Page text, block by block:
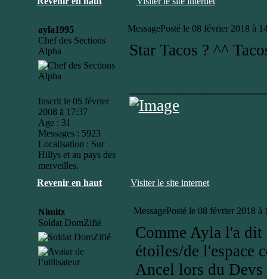
ayla1995
Chef des Sections
Alpha
Inscrit le 05 février
2008 à 17:37
Age : 31
Messages : 5923
Localisation : Sur
Hillys et au pays des
merveilles.
MessagePosté le 08 février 2018 à
Star Tacos ? ^^
Revenir en haut Visiter le site internet
Nimitz
Soldat DomZifié
MessagePosté le 08 février 2018 à
Comme Ayla l'a dit
étoiles/de l'espace
Ancel lors du